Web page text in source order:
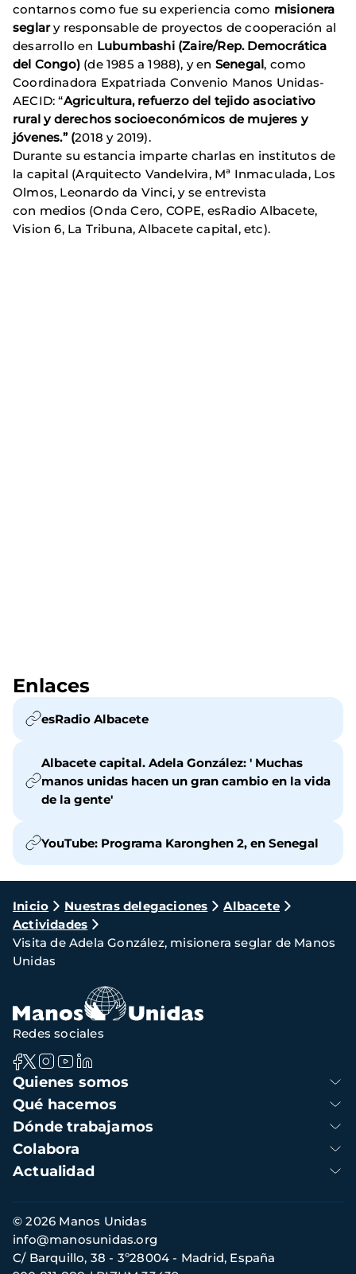
contarnos como fue su experiencia como misionera
seglary responsable de proyectos de cooperación al
desarrollo en Lubumbashi (Zaire/Rep. Democrática
del Congo) (de 1985 a 1988), y en Senegal, como
Coordinadora Expatriada Convenio Manos Unidas-
AECID: “Agricultura, refuerzo del tejido asociativo
rural y derechos socioeconómicos de mujeres y
jóvenes.” (2018 y 2019).
Durante su estancia imparte charlas en institutos de
la capital (Arquitecto Vandelvira, Mª Inmaculada, Los
Olmos, Leonardo da Vinci, y se entrevista
con medios (Onda Cero, COPE, esRadio Albacete,
Vision 6, La Tribuna, Albacete capital, etc).
Enlaces
esRadio Albacete
Albacete capital. Adela González: ' Muchas
manos unidas hacen un gran cambio en la vida
de la gente'
YouTube: Programa Karonghen 2, en Senegal
Ruta
de
navegación
Inicio Nuestras delegaciones
Albacete
Actividades
Visita de Adela González, misionera seglar de Manos
Unidas
Navegación
principal
Quienes somos
Qué hacemos
Dónde trabajamos
Colabora
Actualidad
Redes sociales
Información
de
contacto
© 2026 Manos Unidas
C/ Barquillo, 38 - 3º28004 - Madrid, España
info@manosunidas.org